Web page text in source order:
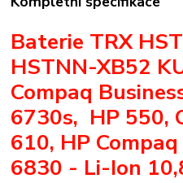
Baterie TRX
HSTNN-XB52
Compaq
6730s, HP 550,
610, HP
6830 - Li-Ion